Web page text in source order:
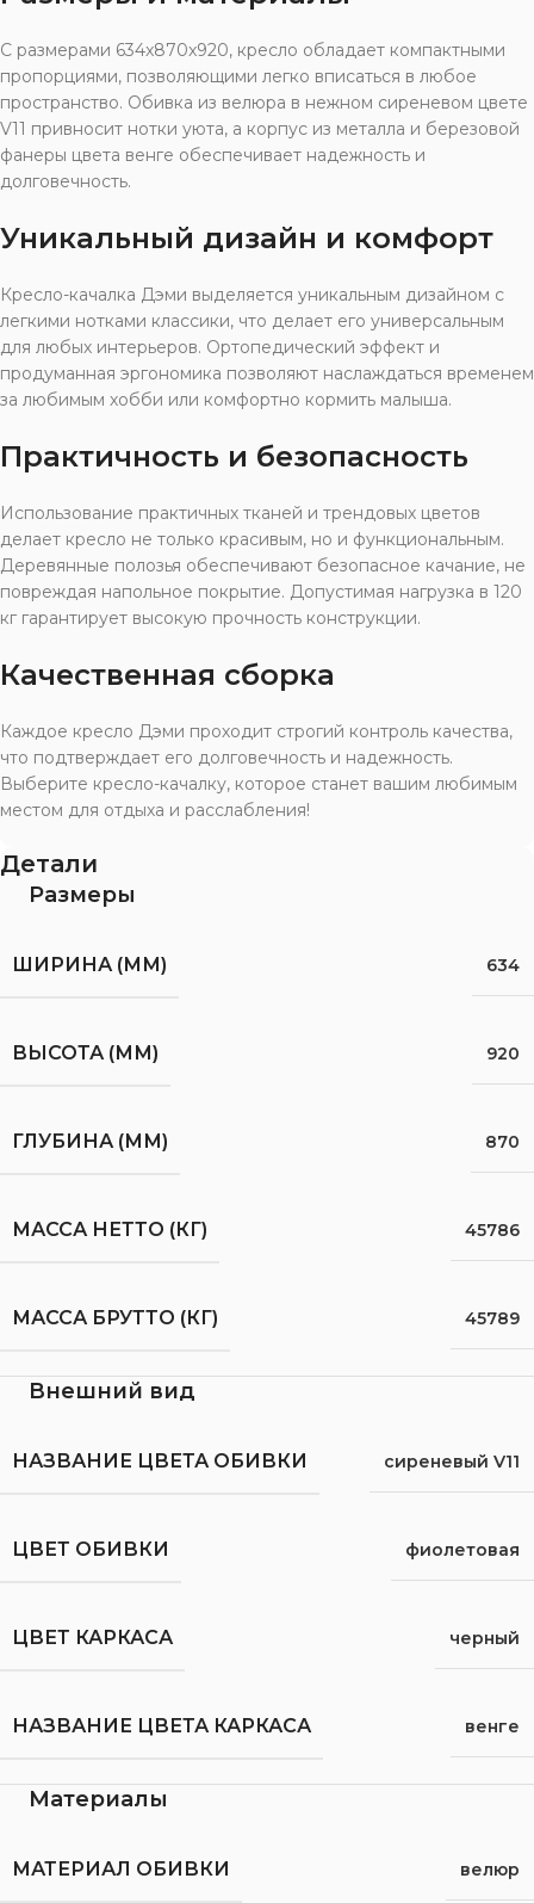
С размерами 634x870x920, кресло обладает компактными
пропорциями, позволяющими легко вписаться в любое
пространство. Обивка из велюра в нежном сиреневом цвете
V11 привносит нотки уюта, а корпус из металла и березовой
фанеры цвета венге обеспечивает надежность и
долговечность.
Уникальный дизайн и комфорт
Кресло-качалка Дэми выделяется уникальным дизайном с
легкими нотками классики, что делает его универсальным
для любых интерьеров. Ортопедический эффект и
продуманная эргономика позволяют наслаждаться временем
за любимым хобби или комфортно кормить малыша.
Практичность и безопасность
Использование практичных тканей и трендовых цветов
делает кресло не только красивым, но и функциональным.
Деревянные полозья обеспечивают безопасное качание, не
повреждая напольное покрытие. Допустимая нагрузка в 120
кг гарантирует высокую прочность конструкции.
Качественная сборка
Каждое кресло Дэми проходит строгий контроль качества,
что подтверждает его долговечность и надежность.
Выберите кресло-качалку, которое станет вашим любимым
местом для отдыха и расслабления!
Детали
Размеры
ШИРИНА (ММ) 634
ВЫСОТА (ММ) 920
ГЛУБИНА (ММ) 870
МАССА НЕТТО (КГ) 45786
МАССА БРУТТО (КГ) 45789
Внешний вид
НАЗВАНИЕ ЦВЕТА ОБИВКИ сиреневый V11
ЦВЕТ ОБИВКИ фиолетовая
ЦВЕТ КАРКАСА черный
НАЗВАНИЕ ЦВЕТА КАРКАСА венге
Материалы
МАТЕРИАЛ ОБИВКИ велюр